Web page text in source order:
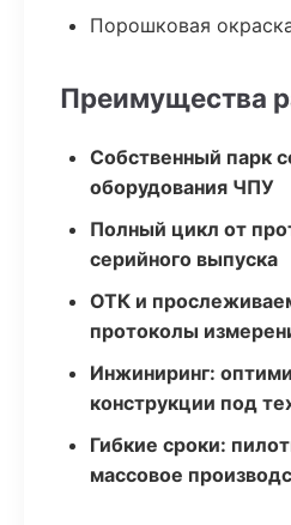
Порошковая
Преимущества
Собственный парк
оборудования ЧПУ
Полный цикл от
серийного выпуска
ОТК и
протоколы
Инжиниринг:
конструкции под
Гибкие сроки:
массовое